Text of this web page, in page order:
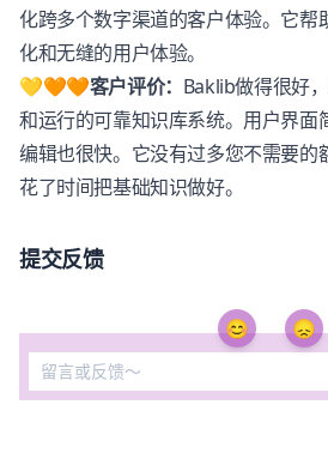
化跨多个数字渠道的客户体验。它帮
化和无缝的用户体验。
💛🧡🧡客户评价： Baklib做得很好
和运行的可靠知识库系统。用户界面
编辑也很快。它没有过多您不需要的
花了时间把基础知识做好。
提交反馈
😊 😞